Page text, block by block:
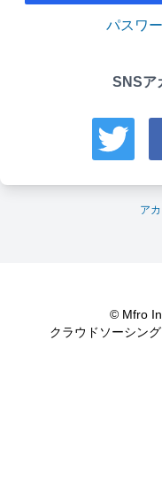
パスワ
SNSア
ア
© Mfro
クラウドソーシン